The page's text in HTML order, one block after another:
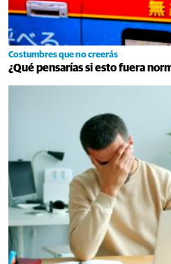
Costumbres que no creerás
¿Qué pensarías si esto fuera